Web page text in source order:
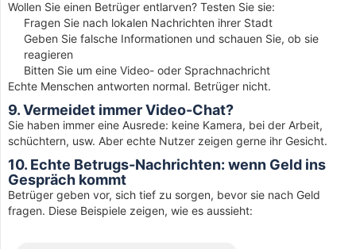
Wollen Sie einen Betrüger entlarven? Testen Sie sie:
Fragen Sie nach lokalen Nachrichten ihrer Stadt
Geben Sie falsche Informationen und schauen Sie, ob sie
reagieren
Bitten Sie um eine Video- oder Sprachnachricht
Echte Menschen antworten normal. Betrüger nicht.
9. Vermeidet immer Video-Chat?
Sie haben immer eine Ausrede: keine Kamera, bei der Arbeit,
schüchtern, usw. Aber echte Nutzer zeigen gerne ihr Gesicht.
10. Echte Betrugs-Nachrichten: wenn Geld ins
Gespräch kommt
Betrüger geben vor, sich tief zu sorgen, bevor sie nach Geld
fragen. Diese Beispiele zeigen, wie es aussieht: